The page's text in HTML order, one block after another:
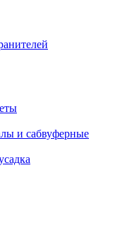
и сабвуферные